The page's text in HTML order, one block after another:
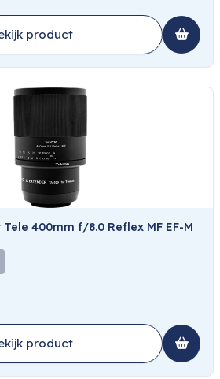
product
400mm f/8.0 Reflex MF EF-M
product